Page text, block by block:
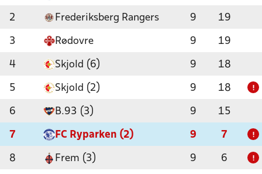
2 Frederiksberg Rangers 9 19
3 Rødovre 9 19
4 Skjold (6) 9 18
5 Skjold (2) 9 18 !
6 B.93 (3) 9 15
7 FC Ryparken (2) 9 7 !
8 Frem (3) 9 6 !